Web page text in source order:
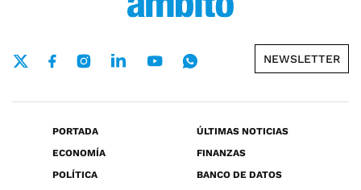
NEWSLETTER
PORTADA
ÚLTIMAS NOTICIAS
ECONOMÍA
FINANZAS
POLÍTICA
BANCO DE DATOS